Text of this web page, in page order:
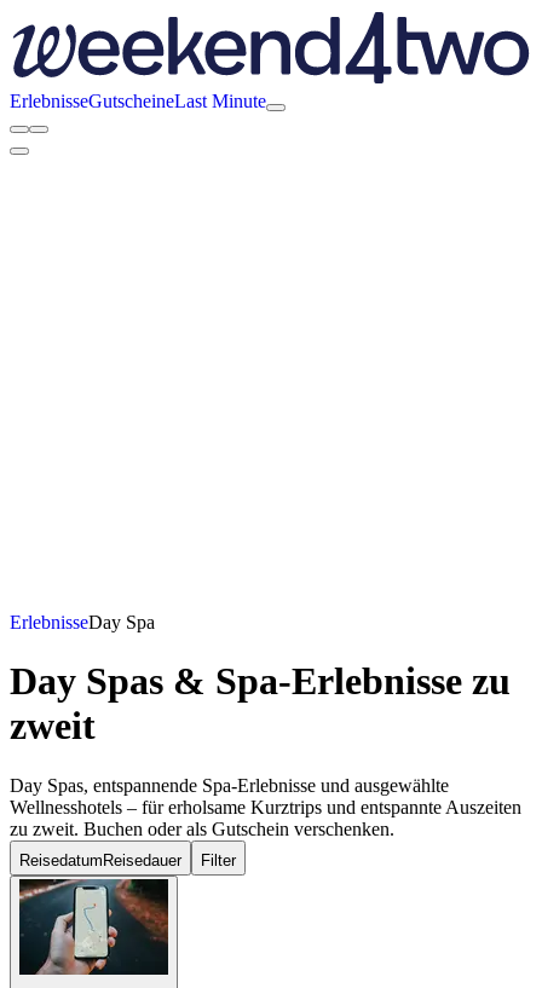
ErlebnisseGutscheineLast Minute
ErlebnisseDay Spa
Day Spas & Spa-Erlebnisse zu
zweit
Day Spas, entspannende Spa-Erlebnisse und ausgewählte
Wellnesshotels – für erholsame Kurztrips und entspannte Auszeiten
zu zweit. Buchen oder als Gutschein verschenken.
Reisedatum Reisedauer Filter